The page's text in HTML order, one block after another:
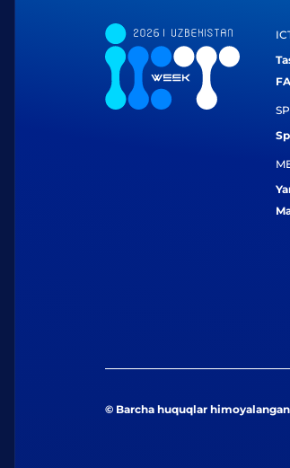
© Barcha huquqlar